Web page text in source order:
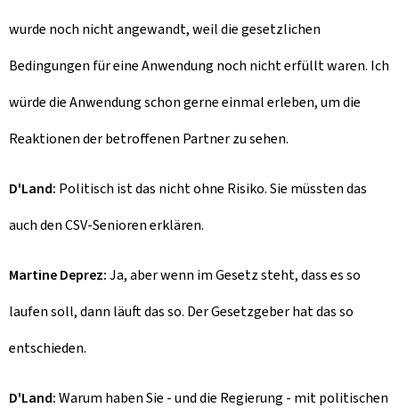
wurde noch nicht angewandt, weil die gesetzlichen
Bedingungen für eine Anwendung noch nicht erfüllt waren. Ich
würde die Anwendung schon gerne einmal erleben, um die
Reaktionen der betroffenen Partner zu sehen.
D'Land: Politisch ist das nicht ohne Risiko. Sie müssten das
auch den CSV-Senioren erklären.
Martine Deprez:Ja, aber wenn im Gesetz steht, dass es so
laufen soll, dann läuft das so. Der Gesetzgeber hat das so
entschieden.
D'Land:Warum haben Sie - und die Regierung - mit politischen